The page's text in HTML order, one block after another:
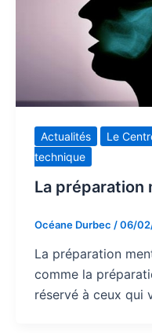
Actualités Le
technique
La
Océane Durbec /06/
La préparation
comme la
réservé à ceux qui